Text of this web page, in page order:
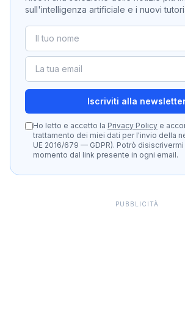
sull'intelligenza artificiale e i nuovi
Iscriviti alla
Ho letto e accetto la Privacy Policy e
trattamento dei miei dati per l'invio della
UE 2016/679 — GDPR). Potrò
momento dal link presente in ogni email.
PUBBLICITÀ